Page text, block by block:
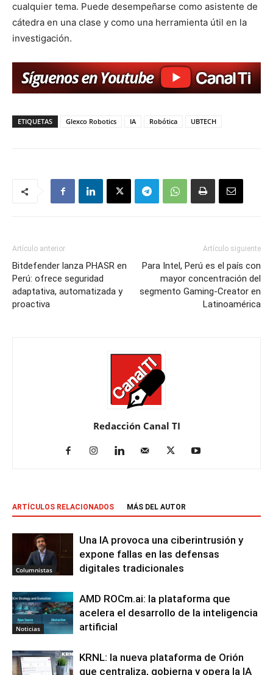
cualquier tema. Puede desempeñarse como asistente de
cátedra en una clase y como una herramienta útil en la
investigación.
ETIQUETAS Glexco Robotics IA Robótica UBTECH
Artículo anterior
Bitdefender lanza PHASR en
Perú: ofrece seguridad
adaptativa, automatizada y
proactiva
Artículo siguiente
Para Intel, Perú es el país con
mayor concentración del
segmento Gaming-Creator en
Latinoamérica
Redacción Canal TI
ARTÍCULOS RELACIONADOS MÁS DEL AUTOR
Columnistas
Una IA provoca una ciberintrusión y
expone fallas en las defensas
digitales tradicionales
Noticias
AMD ROCm.ai: la plataforma que
acelera el desarrollo de la inteligencia
artificial
KRNL: la nueva plataforma de Orión
que centraliza, gobierna y opera la IA